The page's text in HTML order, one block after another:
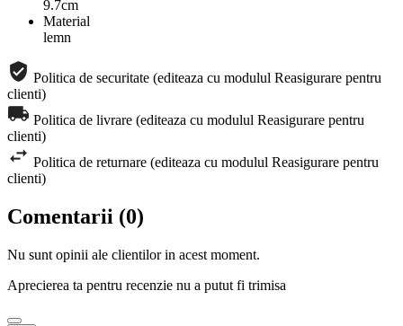
9.7cm
Material
lemn
Politica de securitate (editeaza cu modulul Reasigurare pentru
clienti)
Politica de livrare (editeaza cu modulul Reasigurare pentru
clienti)
Politica de returnare (editeaza cu modulul Reasigurare pentru
clienti)
Comentarii (0)
Nu sunt opinii ale clientilor in acest moment.
Aprecierea ta pentru recenzie nu a putut fi trimisa